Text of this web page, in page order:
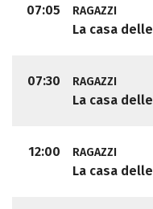
07:05 RAGAZZI
La casa
07:30 RAGAZZI
La casa
12:00 RAGAZZI
La casa